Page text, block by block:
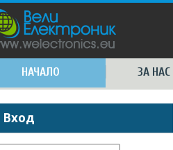
НАЧАЛО ЗА НАС
Вход